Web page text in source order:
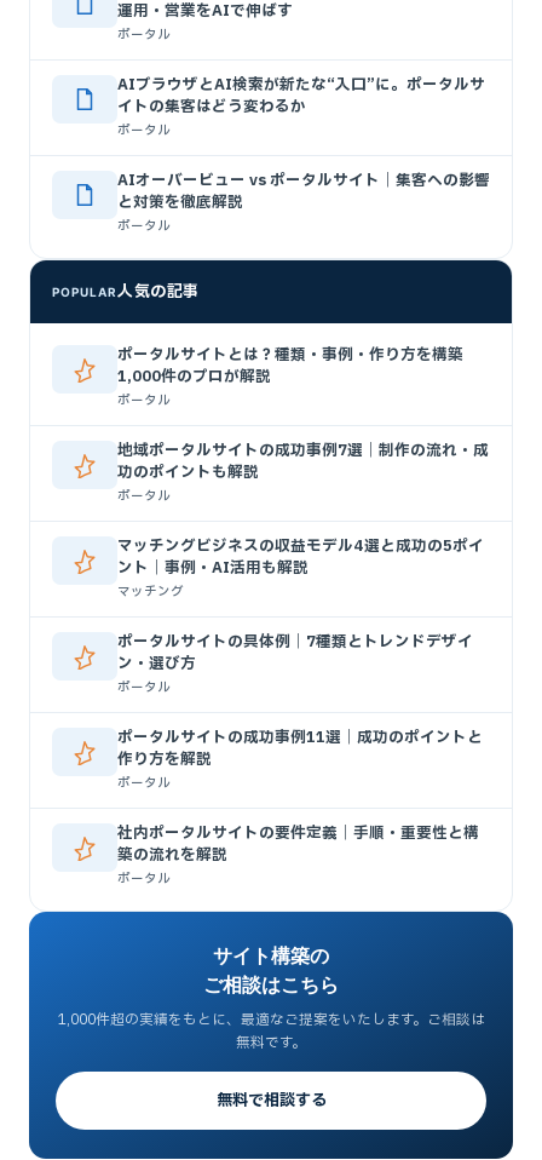
運用・営業をAIで伸ばす
ポータル
AIブラウザとAI検索が新たな“入口”に。ポータルサ
イトの集客はどう変わるか
ポータル
AIオーバービュー vs ポータルサイト｜集客への影響
と対策を徹底解説
ポータル
POPULAR人気の記事
ポータルサイトとは？種類・事例・作り方を構築
1,000件のプロが解説
ポータル
地域ポータルサイトの成功事例7選｜制作の流れ・成
功のポイントも解説
ポータル
マッチングビジネスの収益モデル4選と成功の5ポイ
ント｜事例・AI活用も解説
マッチング
ポータルサイトの具体例｜7種類とトレンドデザイ
ン・選び方
ポータル
ポータルサイトの成功事例11選｜成功のポイントと
作り方を解説
ポータル
社内ポータルサイトの要件定義｜手順・重要性と構
築の流れを解説
ポータル
サイト構築の
ご相談はこちら
1,000件超の実績をもとに、最適なご提案をいたします。ご相談は
無料です。
無料で相談する